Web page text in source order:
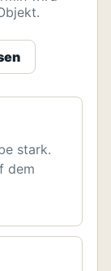
stark.
dem